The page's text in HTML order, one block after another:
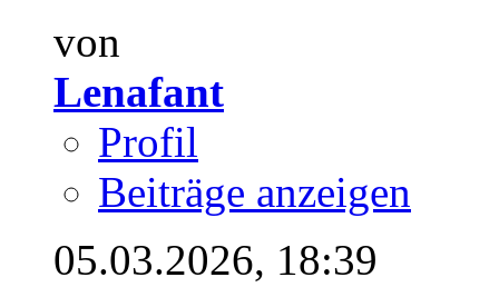
von
Lenafant
Profil
Beiträge anzeigen
05.03.2026, 18:39